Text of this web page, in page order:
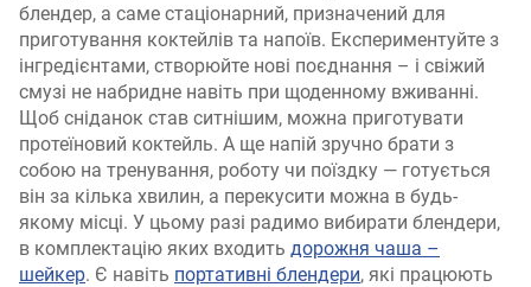
блендер, а саме стаціонарний, призначений для
приготування коктейлів та напоїв. Експериментуйте з
інгредієнтами, створюйте нові поєднання – і свіжий
смузі не набридне навіть при щоденному вживанні.
Щоб сніданок став ситнішим, можна приготувати
протеїновий коктейль. А ще напій зручно брати з
собою на тренування, роботу чи поїздку — готується
він за кілька хвилин, а перекусити можна в будь-
якому місці. У цьому разі радимо вибирати блендери,
в комплектацію яких входить дорожня чаша –
шейкер. Є навіть портативні блендери, які працюють